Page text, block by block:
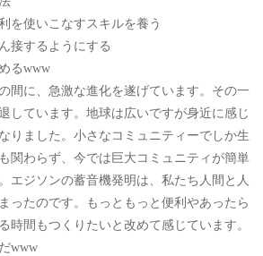
を使いこなすスキルを養う
接するようにする
るwww
間に、急激な進化を遂げています。その一
しています。地球は広いですが身近に感じ
りました。小さなコミュニティーでしか生
関わらず、今では巨大コミュニティが簡単
エジソンの蓄音機発明は、私たち人間と人
ったのです。もっともっと便利やあったら
時間もつくりたいと改めて感じています。
www